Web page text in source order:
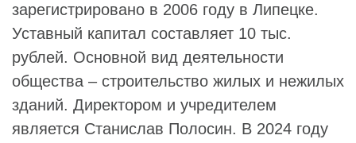
зарегистрировано в 2006 году в Липецке.
Уставный капитал составляет 10 тыс.
рублей. Основной вид деятельности
общества – строительство жилых и нежилых
зданий. Директором и учредителем
является Станислав Полосин. В 2024 году